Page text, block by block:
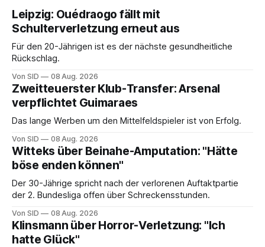
Leipzig: Ouédraogo fällt mit
Schulterverletzung erneut aus
Für den 20-Jährigen ist es der nächste gesundheitliche
Rückschlag.
Von SID 08 Aug. 2026
Zweitteuerster Klub-Transfer: Arsenal
verpflichtet Guimaraes
Das lange Werben um den Mittelfeldspieler ist von Erfolg.
Von SID 08 Aug. 2026
Witteks über Beinahe-Amputation: "Hätte
böse enden können"
Der 30-Jährige spricht nach der verlorenen Auftaktpartie
der 2. Bundesliga offen über Schreckensstunden.
Von SID 08 Aug. 2026
Klinsmann über Horror-Verletzung: "Ich
hatte Glück"